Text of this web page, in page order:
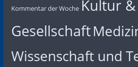
Kommentar der Woche Kultur &
Gesellschaft
Wissenschaft und